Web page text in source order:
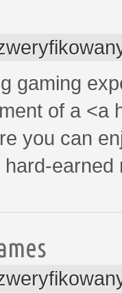
gaming
of a <a
you can
earned